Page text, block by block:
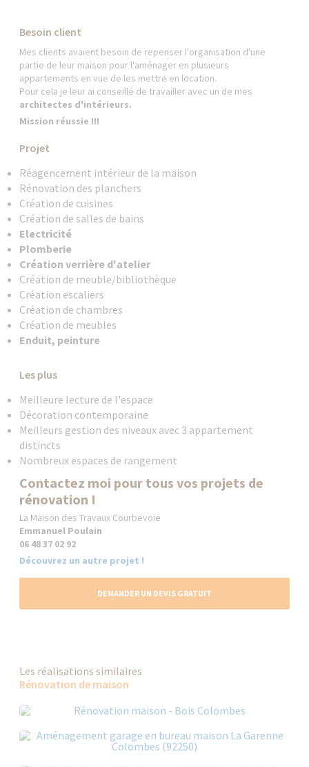
Besoin client
Mes clients avaient besoin de repenser l'organisation d'une
partie de leur maison pour l'aménager en plusieurs
appartements en vue de les mettre en location.
Pour cela je leur ai conseillé de travailler avec un de mes
architectes d'intérieurs.
Mission réussie !!!
Projet
Réagencement intérieur de la maison
Rénovation des planchers
Création de cuisines
Création de salles de bains
Electricité
Plomberie
Création verrière d'atelier
Création de meuble/bibliothèque
Création escaliers
Création de chambres
Création de meubles
Enduit, peinture
Les plus
Meilleure lecture de l'espace
Décoration contemporaine
Meilleurs gestion des niveaux avec 3 appartement
distincts
Nombreux espaces de rangement
Contactez moi pour tous vos projets de
rénovation !
La Maison des Travaux Courbevoie
Emmanuel Poulain
06 48 37 02 92
Découvrez un autre projet !
DEMANDER UN DEVIS GRATUIT
Les réalisations similaires
Rénovation de maison